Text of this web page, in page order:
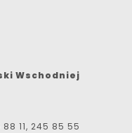
Wschodniej
11, 245 85 55